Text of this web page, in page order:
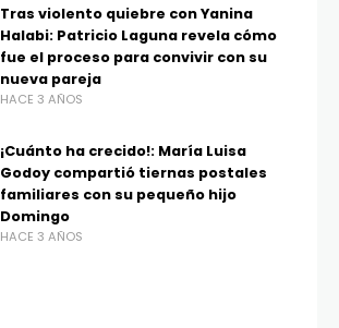
Tras violento quiebre con Yanina
Halabi: Patricio Laguna revela cómo
fue el proceso para convivir con su
nueva pareja
HACE 3 AÑOS
¡Cuánto ha crecido!: María Luisa
Godoy compartió tiernas postales
familiares con su pequeño hijo
Domingo
HACE 3 AÑOS